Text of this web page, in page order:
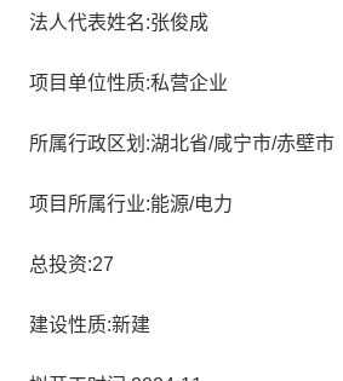
法人代表姓名:张俊成
项目单位性质:私营企业
所属行政区划:湖北省/咸宁市/赤壁市
项目所属行业:能源/电力
总投资:27
建设性质:新建